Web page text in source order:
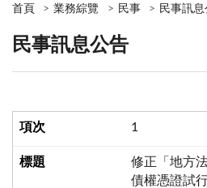
首頁 業務綜覽 民事 民事訊
民事訊息公告
1
修正「地方
債權憑證試